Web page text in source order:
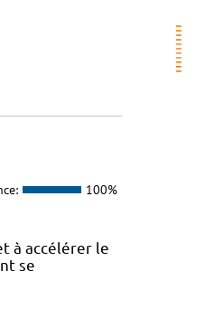
100%
à accélérer le
se